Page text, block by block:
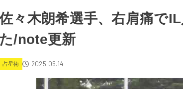
々木朗希選手、右肩痛で
た/note更新
占星術 2025.05.14